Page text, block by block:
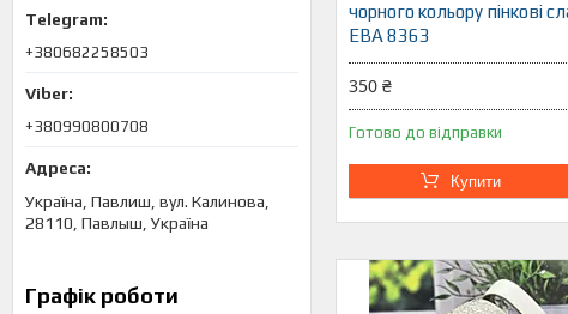
+380682258503
+380990800708
Україна, Павлиш, вул. Калинова,
28110, Павлыш, Україна
Графік роботи
чорного кольору пінкові
ЕВА 8363
350 ₴
Готово до відправки
Купити